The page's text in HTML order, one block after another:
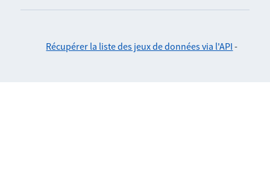
Récupérer la liste des jeux de données via l'API -